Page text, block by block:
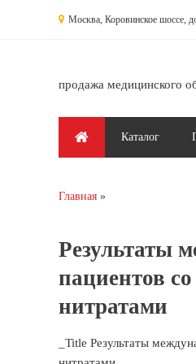
Москва, Коровинское шоссе,
продажа медицинского
Главное менюКаталог
Вы здесь
Главная
Результаты
пациентов
нитратами
_Title Результаты